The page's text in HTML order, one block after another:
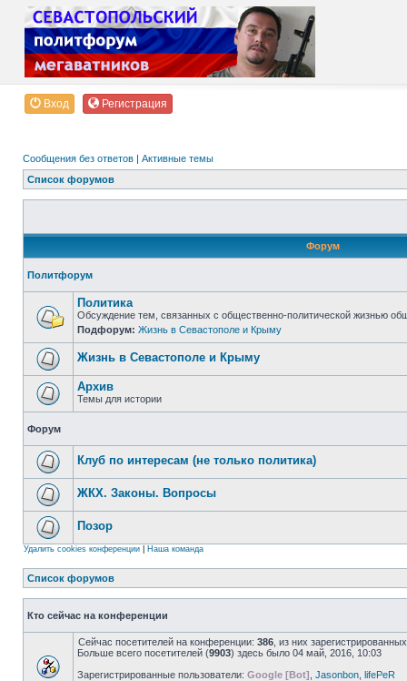
Вход Регистрация
Сообщения без ответов | Активные темы
Список форумов
Форум
Политфорум
Политика
Обсуждение тем, связанных с общественно-политической жизнью
Подфорум: Жизнь в Севастополе и Крыму
Жизнь в Севастополе и Крыму
Архив
Темы для истории
Форум
Клуб по интересам (не только политика)
ЖКХ. Законы. Вопросы
Позор
Удалить cookies конференции Наша команда
Список форумов
Кто сейчас на конференции
Сейчас посетителей на конференции: 386 , из них
Больше всего посетителей (9903) здесь было 04 май, 2016, 10:03
Зарегистрированные пользователи: Google [Bot] Jasonbon lifePeR